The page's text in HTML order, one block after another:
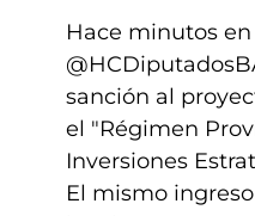
Hace minutos en
sanción al
el "Régimen
Inversiones
El mismo